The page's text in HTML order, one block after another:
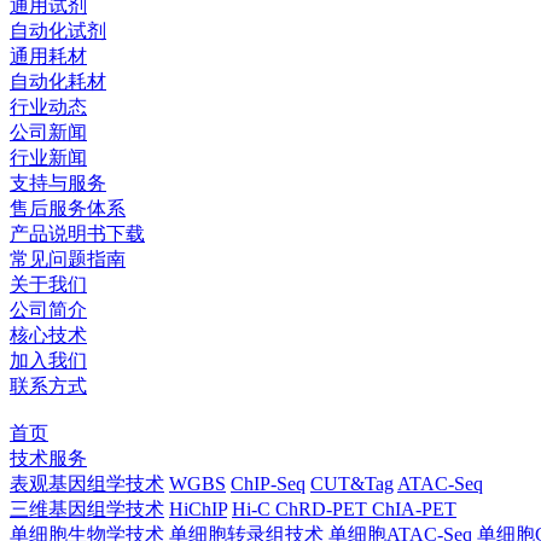
通用试剂
自动化试剂
通用耗材
自动化耗材
行业动态
公司新闻
行业新闻
支持与服务
售后服务体系
产品说明书下载
常见问题指南
关于我们
公司简介
核心技术
加入我们
联系方式
首页
技术服务
表观基因组学技术 WGBS ChIP-Seq CUT&Tag ATAC-Seq
三维基因组学技术 HiChIP Hi-C ChRD-PET ChIA-PET
单细胞生物学技术 单细胞转录组技术 单细胞ATAC-Seq 单细胞